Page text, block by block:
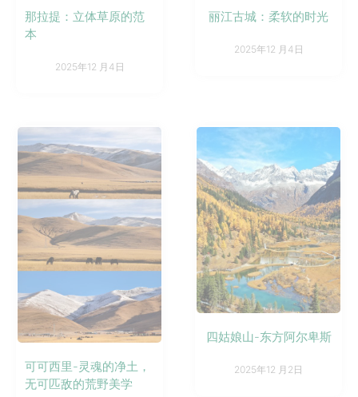
那拉提：立体草原的范
本
2025年12 月4日
丽江古城：柔软的时光
2025年12 月4日
可可西里-灵魂的净土，
无可匹敌的荒野美学
四姑娘山-东方阿尔卑斯
2025年12 月2日